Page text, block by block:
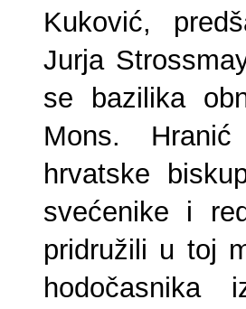
Kuković,
Jurja
se bazilika
Mons.
hrvatske
svećenike i
pridružili u toj